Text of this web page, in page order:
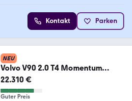
Kontakt Parken
NEU
Volvo V90 2.0 T4 Momentum
Aut.*NAVI*LED*TEMPO*PDC*SHZ
*
22.310 €
Guter Preis